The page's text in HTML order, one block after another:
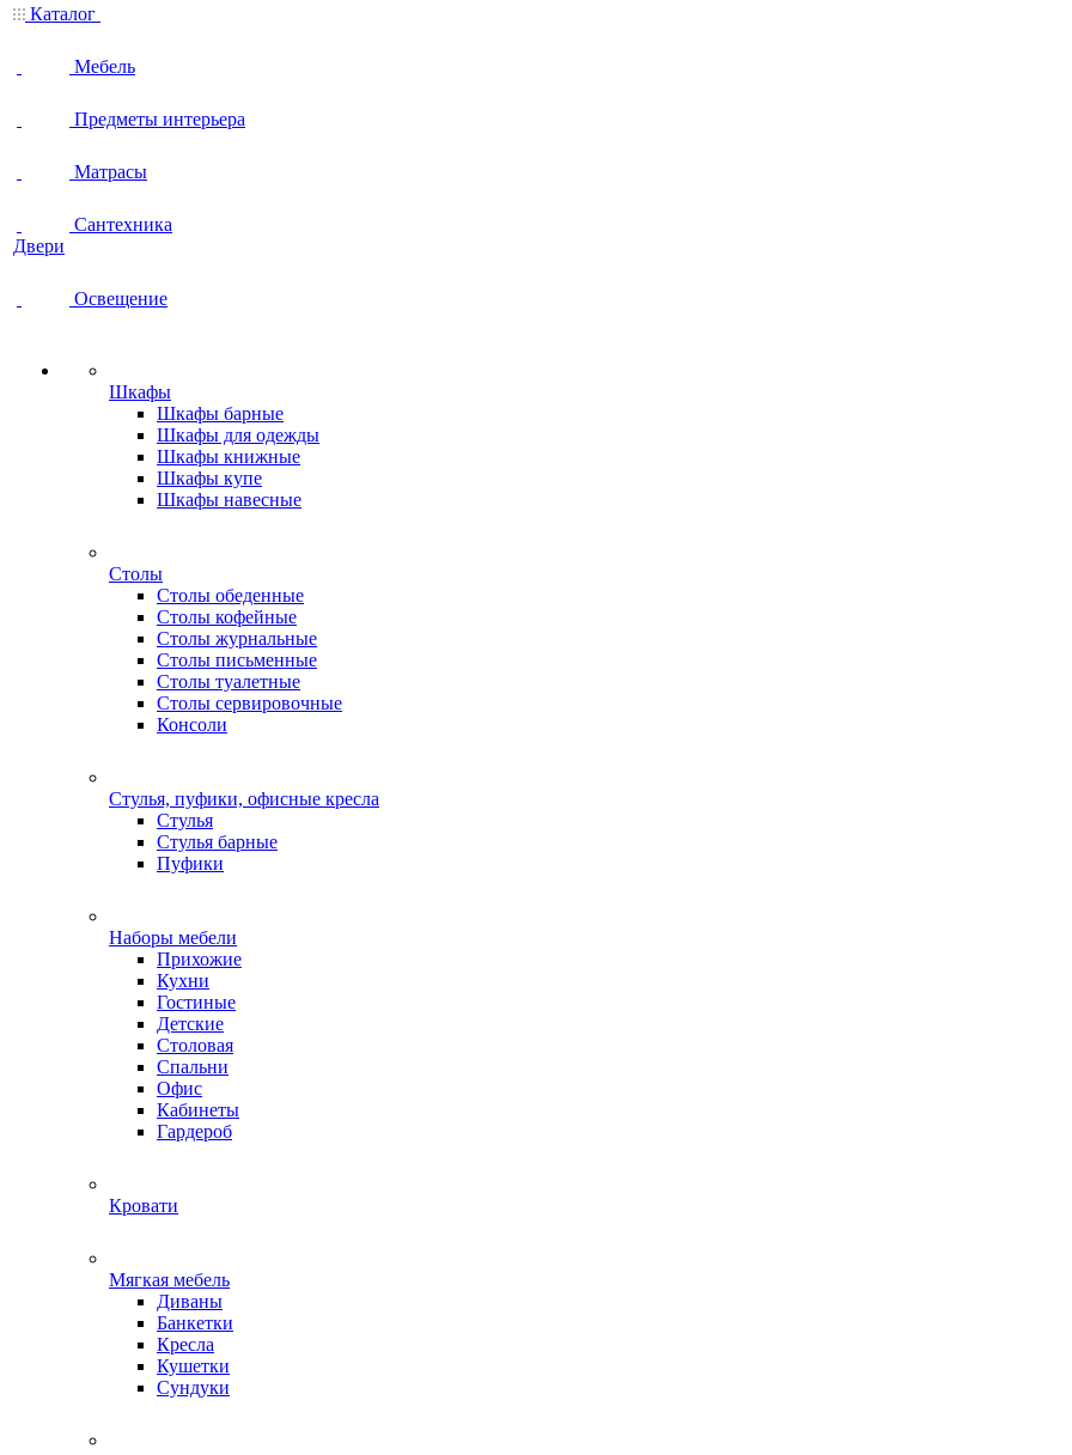
Каталог
Мебель
Предметы интерьера
Матрасы
Сантехника
Двери
Освещение
Шкафы
Шкафы барные
Шкафы для одежды
Шкафы книжные
Шкафы купе
Шкафы навесные
Столы
Столы обеденные
Столы кофейные
Столы журнальные
Столы письменные
Столы туалетные
Столы сервировочные
Консоли
Стулья, пуфики, офисные кресла
Стулья
Стулья барные
Пуфики
Наборы мебели
Прихожие
Кухни
Гостиные
Детские
Столовая
Спальни
Офис
Кабинеты
Гардероб
Кровати
Мягкая мебель
Диваны
Банкетки
Кресла
Кушетки
Сундуки